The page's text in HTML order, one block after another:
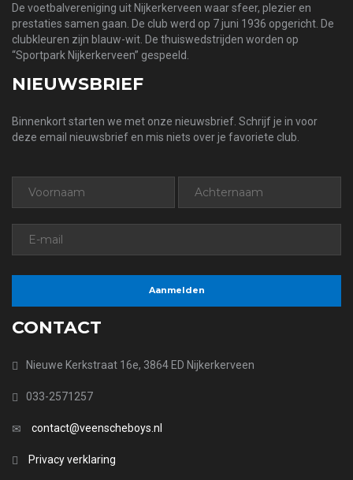
De voetbalvereniging uit Nijkerkerveen waar sfeer, plezier en
prestaties samen gaan. De club werd op 7 juni 1936 opgericht. De
clubkleuren zijn blauw-wit. De thuiswedstrijden worden op
“Sportpark Nijkerkerveen” gespeeld.
NIEUWSBRIEF
Binnenkort starten we met onze nieuwsbrief. Schrijf je in voor
deze email nieuwsbrief en mis niets over je favoriete club.
CONTACT
Nieuwe Kerkstraat 16e, 3864 ED Nijkerkerveen
033-2571257
contact@veenscheboys.nl
Privacy verklaring